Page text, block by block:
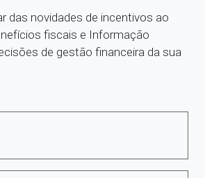
das novidades de incentivos ao
fiscais e Informação
de gestão financeira da sua